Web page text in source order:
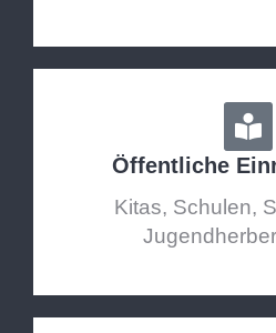
Öffentliche
Kitas, Schulen,